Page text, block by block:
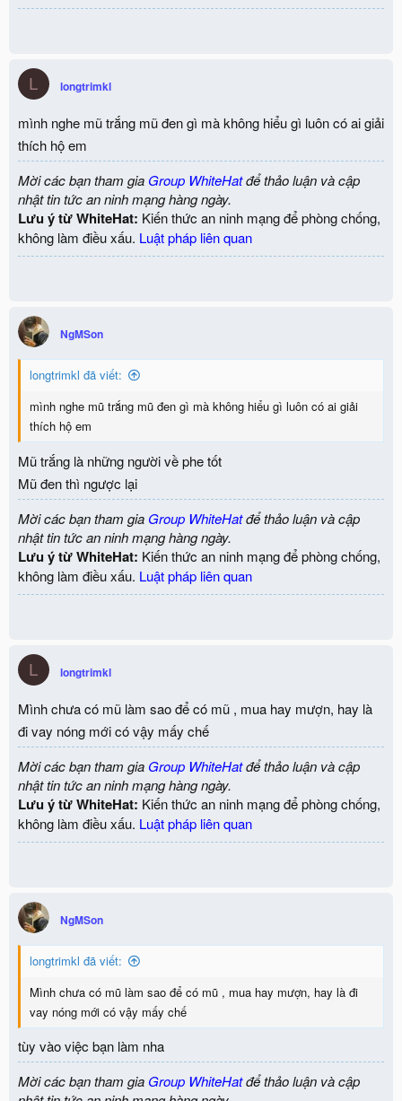
L longtrimkl
mình nghe mũ trắng mũ đen gì mà không hiểu gì luôn có ai giải
thích hộ em
Mời các bạn tham gia Group WhiteHatđể thảo luận và cập
nhật tin tức an ninh mạng hàng ngày.
Lưu ý từ WhiteHat: Kiến thức an ninh mạng để phòng chống,
không làm điều xấu. Luật pháp liên quan
NgMSon
longtrimkl đã viết:
mình nghe mũ trắng mũ đen gì mà không hiểu gì luôn có ai giải
thích hộ em
Mũ trắng là những người về phe tốt
Mũ đen thì ngược lại
Mời các bạn tham gia Group WhiteHatđể thảo luận và cập
nhật tin tức an ninh mạng hàng ngày.
Lưu ý từ WhiteHat: Kiến thức an ninh mạng để phòng chống,
không làm điều xấu. Luật pháp liên quan
L longtrimkl
Mình chưa có mũ làm sao để có mũ , mua hay mượn, hay là
đi vay nóng mới có vậy mấy chế
Mời các bạn tham gia Group WhiteHatđể thảo luận và cập
nhật tin tức an ninh mạng hàng ngày.
Lưu ý từ WhiteHat: Kiến thức an ninh mạng để phòng chống,
không làm điều xấu. Luật pháp liên quan
NgMSon
longtrimkl đã viết:
Mình chưa có mũ làm sao để có mũ , mua hay mượn, hay là đi
vay nóng mới có vậy mấy chế
tùy vào việc bạn làm nha
Mời các bạn tham gia Group WhiteHatđể thảo luận và cập